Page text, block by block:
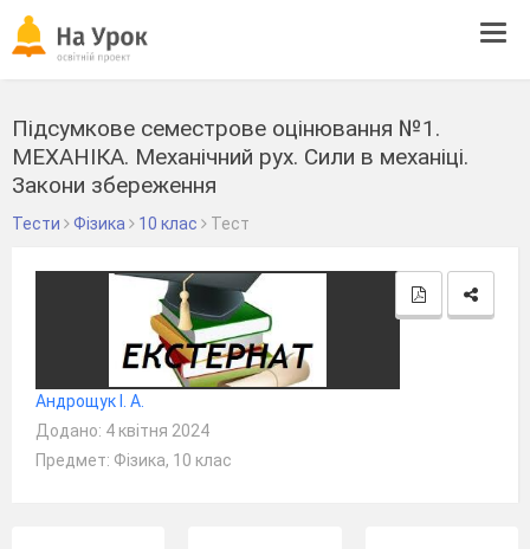
Підсумкове семестрове оцінювання №1.
МЕХАНІКА. Механічний рух. Сили в механіці.
Закони збереження
Тести Фізика 10 клас Тест
Андрощук І. А.
Додано: 4 квітня 2024
Предмет: Фізика, 10 клас